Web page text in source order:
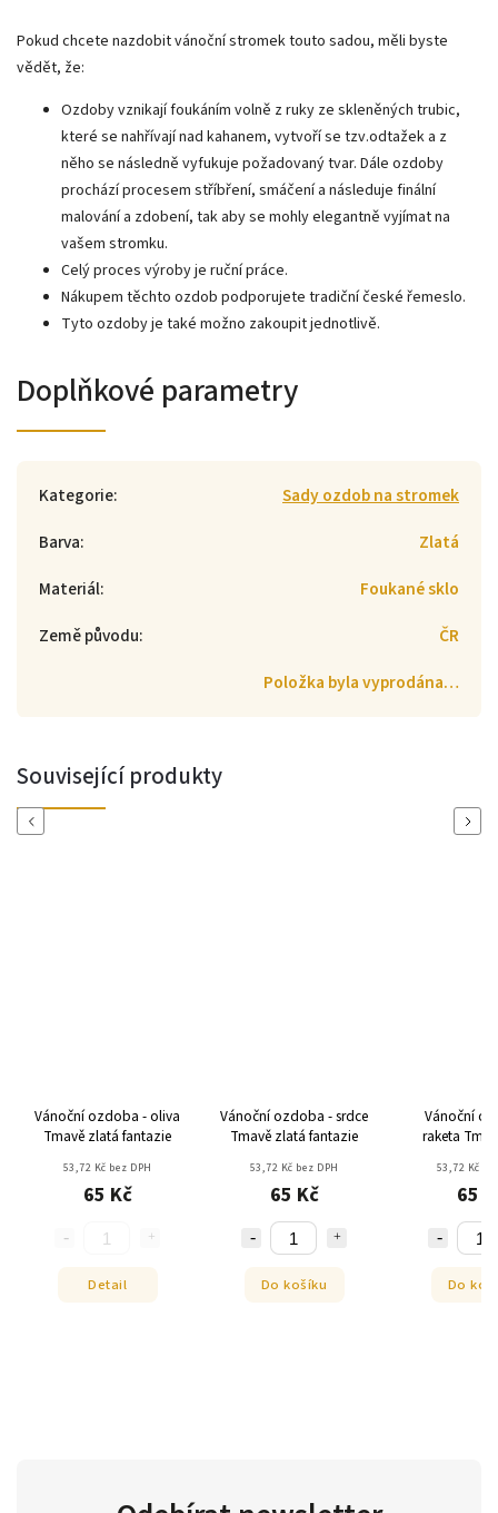
Pokud chcete nazdobit vánoční stromek touto sadou, měli byste
vědět, že:
Ozdoby vznikají foukáním volně z ruky ze skleněných trubic,
které se nahřívají nad kahanem, vytvoří se tzv.odtažek a z
něho se následně vyfukuje požadovaný tvar. Dále ozdoby
prochází procesem stříbření, smáčení a následuje finální
malování a zdobení, tak aby se mohly elegantně vyjímat na
vašem stromku.
Celý proces výroby je ruční práce.
Nákupem těchto ozdob podporujete tradiční české řemeslo.
Tyto ozdoby je také možno zakoupit jednotlivě.
Doplňkové parametry
Kategorie:
Sady ozdob na stromek
Barva:
Zlatá
Materiál:
Foukané sklo
Země původu:
ČR
Položka byla vyprodána…
Související produkty
Previous
Vánoční ozdoba - oliva
Tmavě zlatá fantazie
53,72 Kč bez DPH
65 Kč
Detail
Vánoční ozdoba - srdce
Tmavě zlatá fantazie
53,72 Kč bez DPH
65 Kč
Do košíku
Vánoční
raketa
53,72 Kč
65
Do
Next